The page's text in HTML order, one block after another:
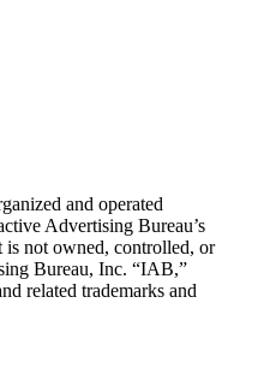
and operated
Advertising Bureau’s
is not owned, controlled, or
Bureau, Inc. “IAB,”
related trademarks and